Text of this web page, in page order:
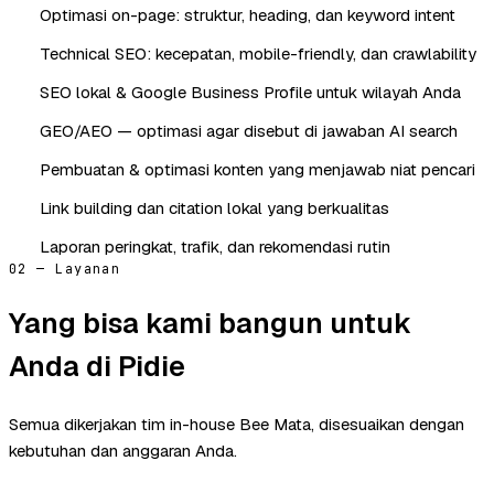
Optimasi on-page: struktur, heading, dan keyword intent
Technical SEO: kecepatan, mobile-friendly, dan crawlability
SEO lokal & Google Business Profile untuk wilayah Anda
GEO/AEO — optimasi agar disebut di jawaban AI search
Pembuatan & optimasi konten yang menjawab niat pencari
Link building dan citation lokal yang berkualitas
Laporan peringkat, trafik, dan rekomendasi rutin
02 — Layanan
Yang bisa kami bangun untuk
Anda di Pidie
Semua dikerjakan tim in-house Bee Mata, disesuaikan dengan
kebutuhan dan anggaran Anda.